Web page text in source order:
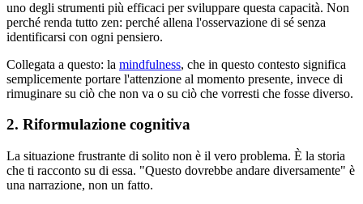
uno degli strumenti più efficaci per sviluppare questa capacità. Non
perché renda tutto zen: perché allena l'osservazione di sé senza
identificarsi con ogni pensiero.
Collegata a questo: la mindfulness, che in questo contesto significa
semplicemente portare l'attenzione al momento presente, invece di
rimuginare su ciò che non va o su ciò che vorresti che fosse diverso.
2. Riformulazione cognitiva
La situazione frustrante di solito non è il vero problema. È la storia
che ti racconto su di essa. "Questo dovrebbe andare diversamente" è
una narrazione, non un fatto.